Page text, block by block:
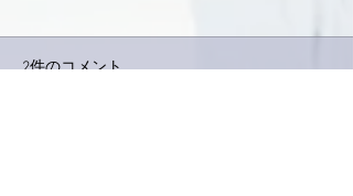
2件のコメント